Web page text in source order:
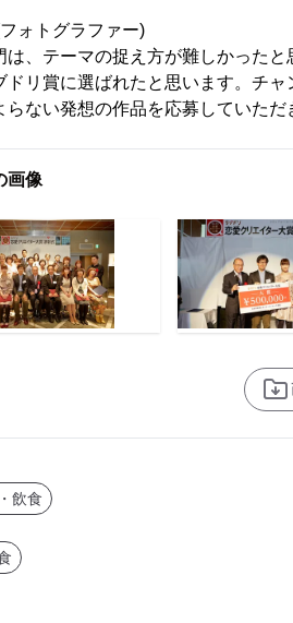
ォトグラファー)
は、テーマの捉え方が難しかった
ドリ賞に選ばれたと思います。チ
らない発想の作品を応募していただ
画像
飲食